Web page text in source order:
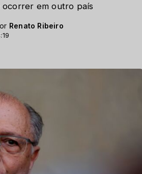
ocorrer em outro país
Renato Ribeiro